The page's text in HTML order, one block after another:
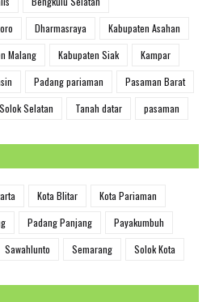
Dharmasraya
Kabupaten Asahan
Malang Kabupaten Siak
Kampar
Padang pariaman
Pasaman Barat
Solok Selatan Tanah datar pasaman
Kota Blitar
Kota Pariaman
Padang Panjang
Payakumbuh
Sawahlunto Semarang Solok Kota